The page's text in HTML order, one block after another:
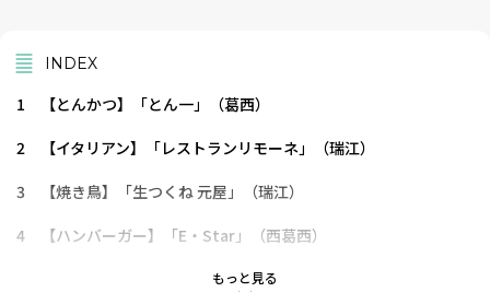
もっと見る
INDEX
1
【とんかつ】「とん一」（葛西）
2
【イタリアン】「レストランリモーネ」（瑞江）
3
【焼き鳥】「生つくね 元屋」（瑞江）
4
【ハンバーガー】「E・Star」（西葛西）
【寿司】「扇寿司」（西葛西）